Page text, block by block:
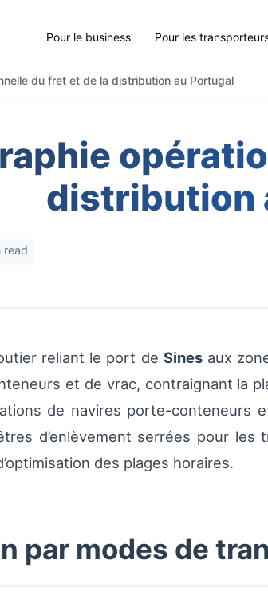
Pour le business Pour les
du fret et de la distribution au Portugal
distribution
reliant le port de Sinesaux
et de vrac, contraignant la
de navires porte-
d’enlèvement serrées pour
des plages horaires.
par modes de